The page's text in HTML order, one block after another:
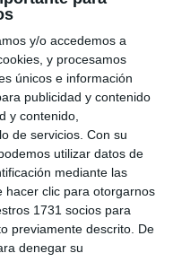
y/o accedemos a
y procesamos
únicos e información
publicidad y contenido
y contenido,
de servicios. Con su
utilizar datos de
mediante las
hacer clic para otorgarnos
1731 socios para
previamente descrito. De
denegar su
ganará y Federer
los jóvenes...
este año".
las posibilidades
de la
que el balear no
mayoría de los
por motivos de
Él sabe que se ha
nunca a nadie